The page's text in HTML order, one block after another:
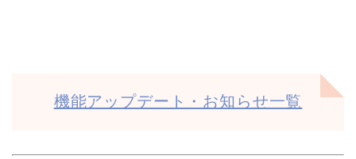
機能アップデート・お知らせ一覧